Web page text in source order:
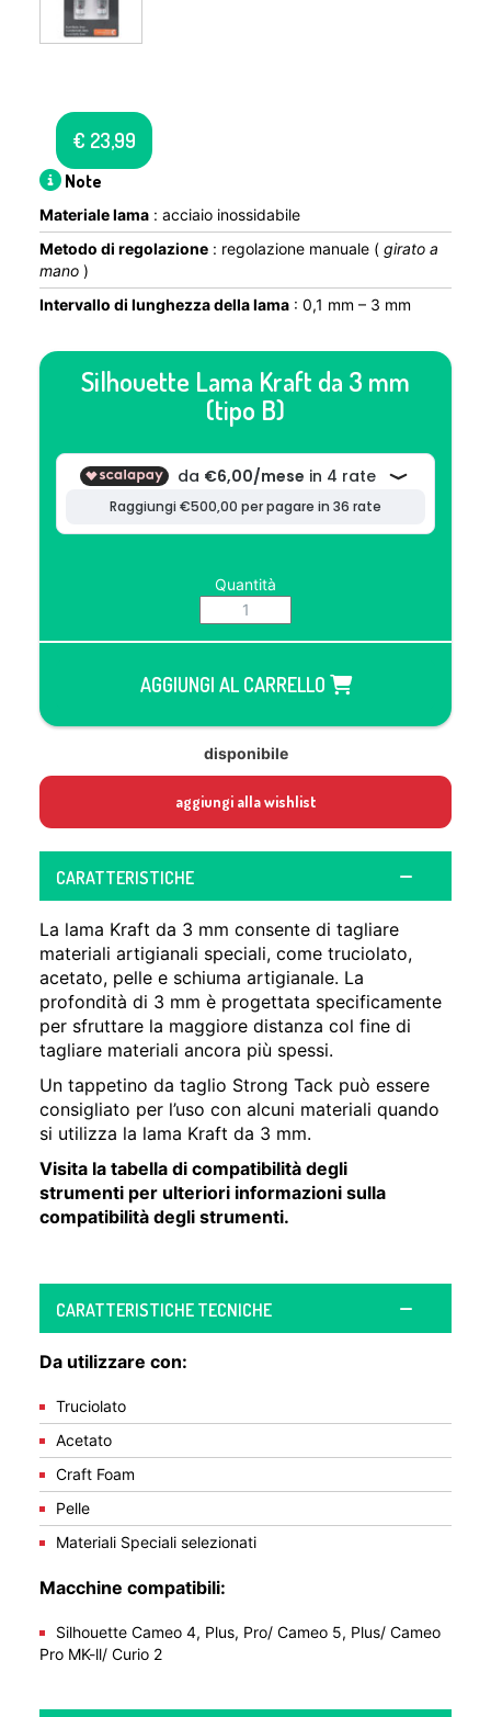
€ 23,99
Note
Materiale lama : acciaio inossidabile
Metodo di regolazione : regolazione manuale ( girato a
mano )
Intervallo di lunghezza della lama : 0,1 mm – 3 mm
Silhouette Lama Kraft da 3 mm
(tipo B)
Quantità
AGGIUNGI AL CARRELLO
disponibile
aggiungi alla wishlist
CARATTERISTICHE
La lama Kraft da 3 mm consente di tagliare
materiali artigianali speciali, come truciolato,
acetato, pelle e schiuma artigianale. La
profondità di 3 mm è progettata specificamente
per sfruttare la maggiore distanza col fine di
tagliare materiali ancora più spessi.
Un tappetino da taglio Strong Tack può essere
consigliato per l’uso con alcuni materiali quando
si utilizza la lama Kraft da 3 mm.
Visita la tabella di compatibilità degli
strumenti per ulteriori informazioni sulla
compatibilità degli strumenti.
CARATTERISTICHE TECNICHE
Da utilizzare con:
Truciolato
Acetato
Craft Foam
Pelle
Materiali Speciali selezionati
Macchine compatibili:
Silhouette Cameo 4, Plus, Pro/ Cameo 5, Plus/ Cameo
Pro MK-ll/ Curio 2